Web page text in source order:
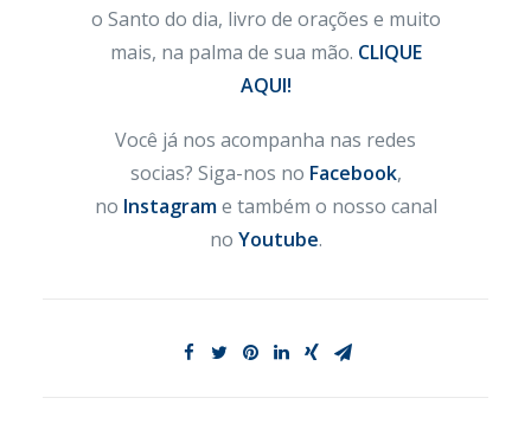
o Santo do dia, livro de orações e muito
mais, na palma de sua mão. CLIQUE
AQUI!
Você já nos acompanha nas redes
socias? Siga-nos no Facebook,
no Instagrame também o nosso canal
no Youtube.